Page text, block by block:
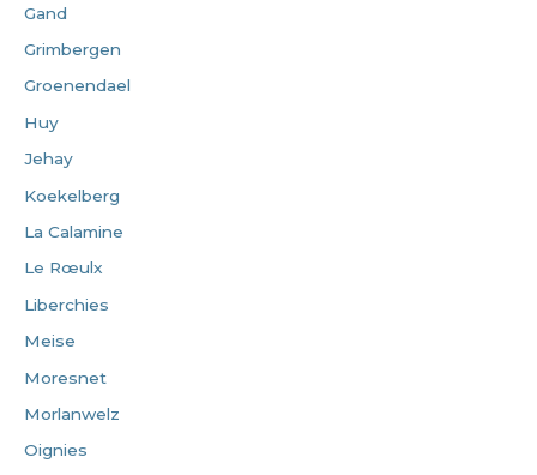
Gand
Grimbergen
Groenendael
Huy
Jehay
Koekelberg
La Calamine
Le Rœulx
Liberchies
Meise
Moresnet
Morlanwelz
Oignies